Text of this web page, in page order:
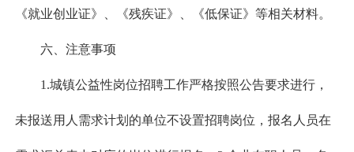
《就业创业证》、《残疾证》、《低保证》等相关材料。
六、注意事项
1.城镇公益性岗位招聘工作严格按照公告要求进行，
未报送用人需求计划的单位不设置招聘岗位，报名人员在